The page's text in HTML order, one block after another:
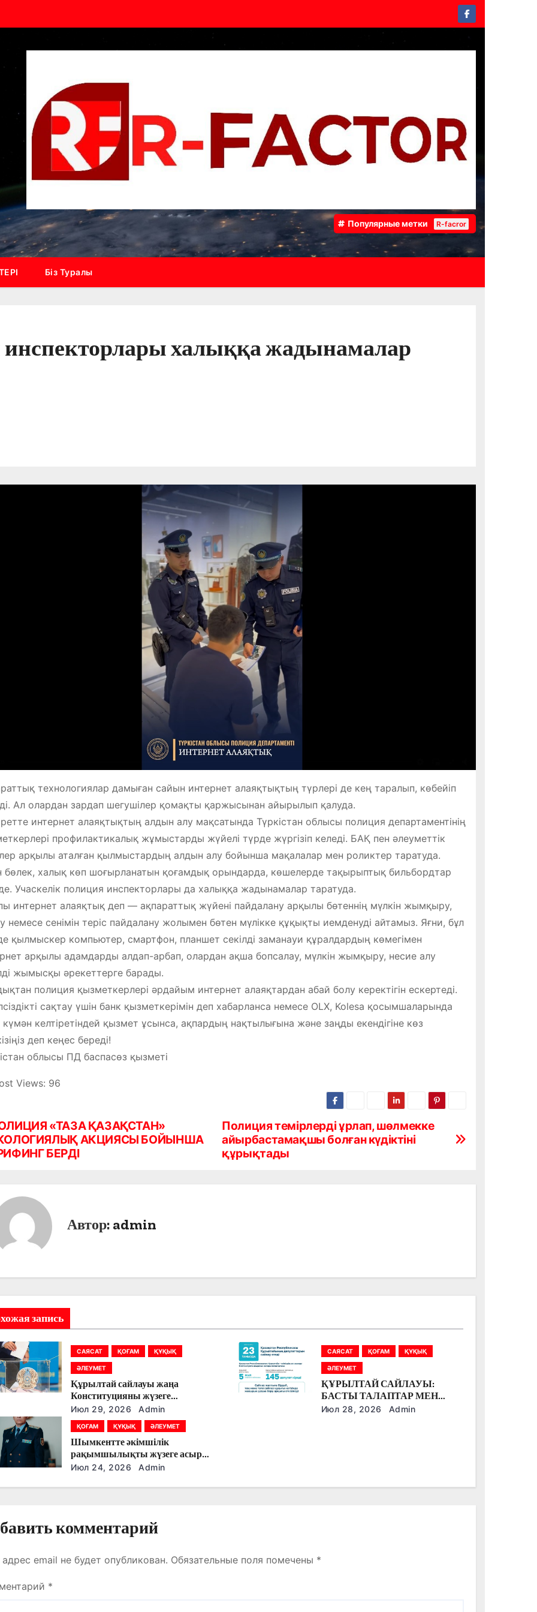
Популярные метки R-facror
Біз Туралы
инспекторлары халыққа жадынамалар
технологиялар дамыған сайын интернет алаяқтықтың түрлері де кең таралып, көбейіп
Ал олардан зардап шегушілер қомақты қаржысынан айырылып қалуда.
интернет алаяқтықтың алдын алу мақсатында Түркістан облысы полиция департаментінің
профилактикалық жұмыстарды жүйелі түрде жүргізіп келеді. БАҚ пен әлеуметтік
арқылы аталған қылмыстардың алдын алу бойынша мақалалар мен роликтер таратуда.
бөлек, халық көп шоғырланатын қоғамдық орындарда, көшелерде тақырыптық бильбордтар
Учаскелік полиция инспекторлары да халыққа жадынамалар таратуда.
интернет алаяқтық деп — ақпараттық жүйені пайдалану арқылы бөтеннің мүлкін жымқыру,
немесе сенімін теріс пайдалану жолымен бөтен мүлікке құқықты иемденуді айтамыз. Яғни, бұл
қылмыскер компьютер, смартфон, планшет секілді заманауи құралдардың көмегімен
арқылы адамдарды алдап-арбап, олардан ақша бопсалау, мүлкін жымқыру, несие алу
жымысқы әрекеттерге барады.
полиция қызметкерлері әрдайым интернет алаяқтардан абай болу керектігін ескертеді.
сақтау үшін банк қызметкерімін деп хабарланса немесе OLX, Kolesa қосымшаларында
күмән келтіретіндей қызмет ұсынса, ақпардың нақтылығына және заңды екендігіне көз
деп кеңес береді!
облысы ПД баспасөз қызметі
Views: 96
Полиция темірлерді ұрлап, шөлмекке
айырбастамақшы болған күдіктіні
құрықтады
«ТАЗА ҚАЗАҚСТАН»
АКЦИЯСЫ БОЙЫНША
БЕРДІ
Автор: admin
запись
САЯСАТ ҚОҒАМ ҚҰҚЫҚ
ӘЛЕУМЕТ
Құрылтай сайлауы жаңа
Конституцияны жүзеге
асырудың алғашқы кезеңі
болады
Июл 29, 2026 Admin
САЯСАТ ҚОҒАМ ҚҰҚЫҚ
ӘЛЕУМЕТ
ҚҰРЫЛТАЙ САЙЛАУЫ:
БАСТЫ ТАЛАПТАР МЕН
ЕРЕКШЕЛІКТЕР
Июл 28, 2026 Admin
ҚОҒАМ ҚҰҚЫҚ ӘЛЕУМЕТ
Шымкентте әкімшілік
рақымшылықты жүзеге асыру
қорытындылары шығарылды
Июл 24, 2026 Admin
комментарий
email не будет опубликован. Обязательные поля помечены *
*